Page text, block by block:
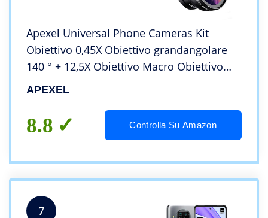
Apexel Universal Phone Cameras Kit
Obiettivo 0,45X Obiettivo grandangolare
140 ° + 12,5X Obiettivo Macro Obiettivo
Clip-on per iPhone 8 7 6 Plus Samsung e
Android
APEXEL
8.8 Controlla Su Amazon
7